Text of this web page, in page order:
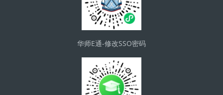
华师E通-修改SSO密码